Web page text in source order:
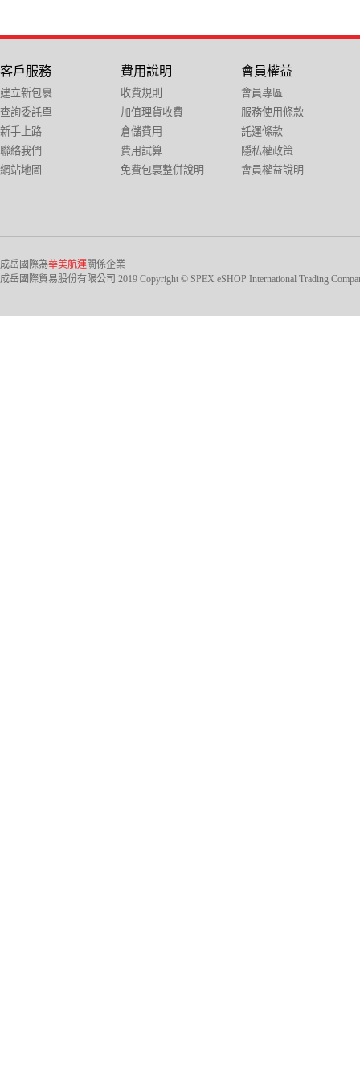
客戶服務
建立新包裹
查詢委託單
新手上路
聯絡我們
網站地圖
費用說明
收費規則
加值理貨收費
倉儲費用
費用試算
免費包裏整併說明
會員權益
會員專區
服務使用條款
託運條款
隱私權政策
會員權益說明
成岳國際為華美航運關係企業
成岳國際貿易股份有限公司 2019 Copyright © SPEX eSHOP International Trading